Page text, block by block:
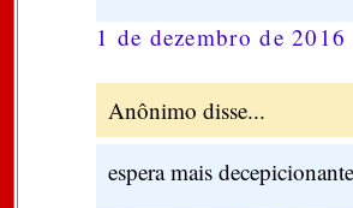
1 de dezembro de 2016
Anônimo disse...
espera mais